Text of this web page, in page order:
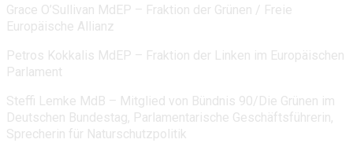
Grace O’Sullivan MdEP – Fraktion der Grünen / Freie
Europäische Allianz
Petros Kokkalis MdEP – Fraktion der Linken im Europäischen
Parlament
Steffi Lemke MdB – Mitglied von Bündnis 90/Die Grünen im
Deutschen Bundestag, Parlamentarische Geschäftsführerin,
Sprecherin für Naturschutzpolitik